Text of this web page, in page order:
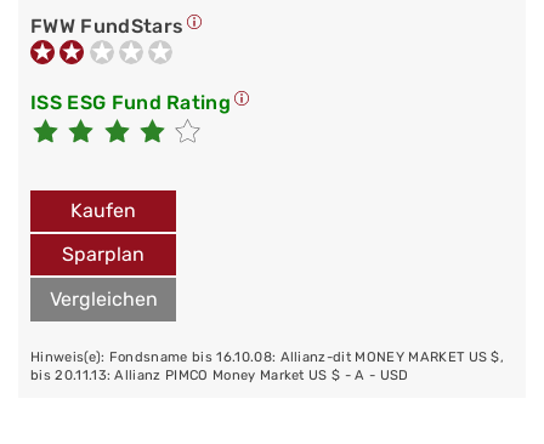
FWW FundStars
ISS ESG Fund Rating
Kaufen
Sparplan
Vergleichen
Hinweis(e): Fondsname bis 16.10.08: Allianz-dit MONEY MARKET US $,
bis 20.11.13: Allianz PIMCO Money Market US $ - A - USD